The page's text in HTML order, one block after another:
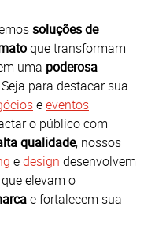
soluções de
que transformam
uma poderosa
Seja para destacar sua
eeventos
o público com
qualidade, nossos
edesign desenvolvem
elevam o
e fortalecem sua